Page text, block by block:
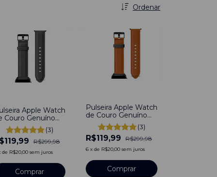
Ordenar
Apple Watch
Couro Genuíno
Duo Be Preto
Com
Watch
40/41mm
(3)
R$299,98
de R$20,00 sem juros
Comprar
Pulseira Apple Watch
de Couro Genuíno
Social Duo Be
Marrom Compatível
Com Apple Watch
38/40/41mm
(3)
R$119,99 R$299,98
6 x de R$20,00 sem juros
Comprar